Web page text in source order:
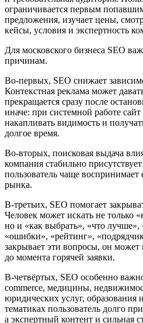
ограничивается первым
предложения, изучает цены,
кейсы, условия и экспертность
Для московского бизнеса SEO
причинам.
Во-первых, SEO снижает
Контекстная реклама может
прекращается сразу после
иначе: при системной работе
накапливать видимость и
долгое время.
Во-вторых, поисковая выдача
компания стабильно
пользователь чаще воспринимает
рынка.
В-третьих, SEO помогает
Человек может искать не только
но и «как выбрать», «что лучше»,
«ошибки», «рейтинг»,
закрывает эти вопросы, он
до момента горячей заявки.
В-четвёртых, SEO особенно
commerce, медицины,
юридических услуг, образования
тематиках пользователь долго
а экспертный контент и сильная